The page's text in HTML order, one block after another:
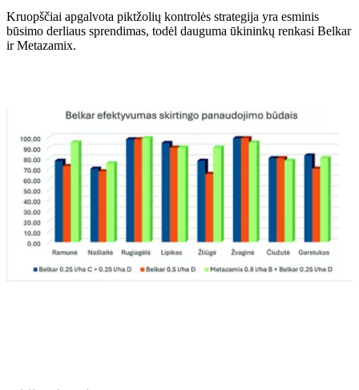
Kruopščiai apgalvota piktžolių kontrolės strategija yra esminis
būsimo derliaus sprendimas, todėl dauguma ūkininkų renkasi Belkar
ir Metazamix.